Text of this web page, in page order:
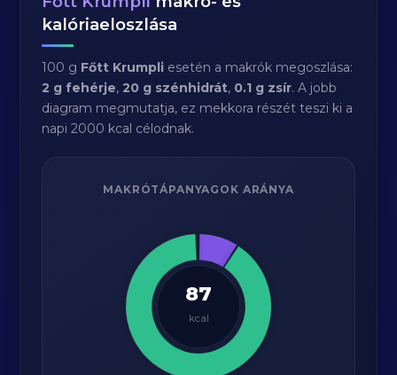
kalóriaeloszlása
100 g Főtt Krumpli esetén a makrók megoszlása:
2 g fehérje,20 g szénhidrát, 0.1 g zsír. A jobb
diagram megmutatja, ez mekkora részét teszi ki a
napi 2000 kcal célodnak.
MAKRÓTÁPANYAGOK ARÁNYA
87
kcal